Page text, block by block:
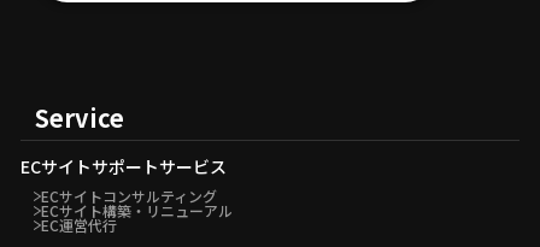
Service
ECサイトサポートサービス
ECサイトコンサルティング
ECサイト構築・リニューアル
EC運営代行